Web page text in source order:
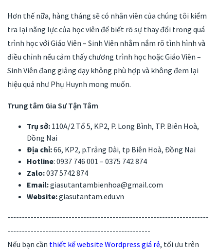
Hơn thế nữa, hàng tháng sẽ có nhân viên của chúng tôi kiểm
tra lại năng lực của học viên để biết rõ sự thay đổi trong quá
trình học với Giáo Viên – Sinh Viên nhằm nắm rõ tình hình và
điều chỉnh nếu cảm thấy chương trình học hoặc Giáo Viên –
Sinh Viên đang giảng dạy không phù hợp và không đem lại
hiệu quả như Phụ Huynh mong muốn.
Trung tâm Gia Sư Tận Tâm
Trụ sở: 110A/2 Tổ 5, KP2, P. Long Bình, TP. Biên Hoà,
Đồng Nai
Địa chỉ:66, KP2, p.Trảng Dài, tp Biên Hoà, Đồng Nai
Hotline: 0937 746 001 – 0375 742 874
Zalo:037 5742 874
Email:giasutantambienhoa@gmail.com
Website:giasutantam.edu.vn
---------------------------------------------------------------------
-------------------------------------------------
Nếu bạn cần thiết kế website Wordpress giá rẻ, tối ưu trên